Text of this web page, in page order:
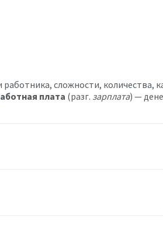
сложности, количества,
плата (разг. зарплата) —